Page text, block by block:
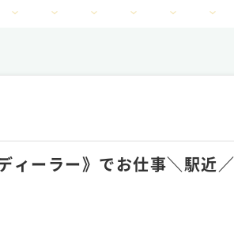
ィーラー》でお仕事＼駅近／